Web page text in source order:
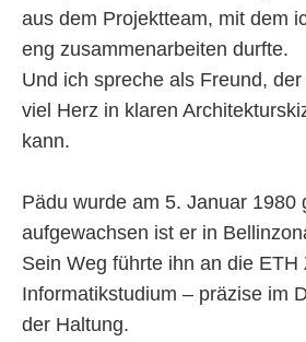
aus dem Projektteam, mit dem
eng zusammenarbeiten durfte.
Und ich spreche als Freund,
viel Herz in klaren
kann.
Pädu wurde am 5. Januar 1980
aufgewachsen ist er in
Sein Weg führte ihn an die ETH
Informatikstudium – präzise im
der Haltung.